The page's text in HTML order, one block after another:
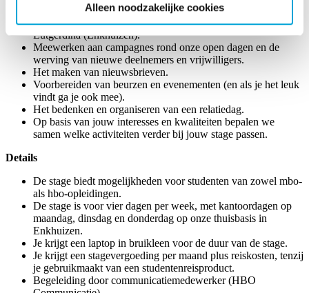
Alleen noodzakelijke cookies
vrijwilligers op Watersporteiland Robinson Crusoe
(Loosdrecht), It Sailhûs (Elahuizen) en aan boord van klipper
Lutgerdina (Enkhuizen).
Meewerken aan campagnes rond onze open dagen en de
werving van nieuwe deelnemers en vrijwilligers.
Het maken van nieuwsbrieven.
Voorbereiden van beurzen en evenementen (en als je het leuk
vindt ga je ook mee).
Het bedenken en organiseren van een relatiedag.
Op basis van jouw interesses en kwaliteiten bepalen we
samen welke activiteiten verder bij jouw stage passen.
Details
De stage biedt mogelijkheden voor studenten van zowel mbo-
als hbo-opleidingen.
De stage is voor vier dagen per week, met kantoordagen op
maandag, dinsdag en donderdag op onze thuisbasis in
Enkhuizen.
Je krijgt een laptop in bruikleen voor de duur van de stage.
Je krijgt een stagevergoeding per maand plus reiskosten, tenzij
je gebruikmaakt van een studentenreisproduct.
Begeleiding door communicatiemedewerker (HBO